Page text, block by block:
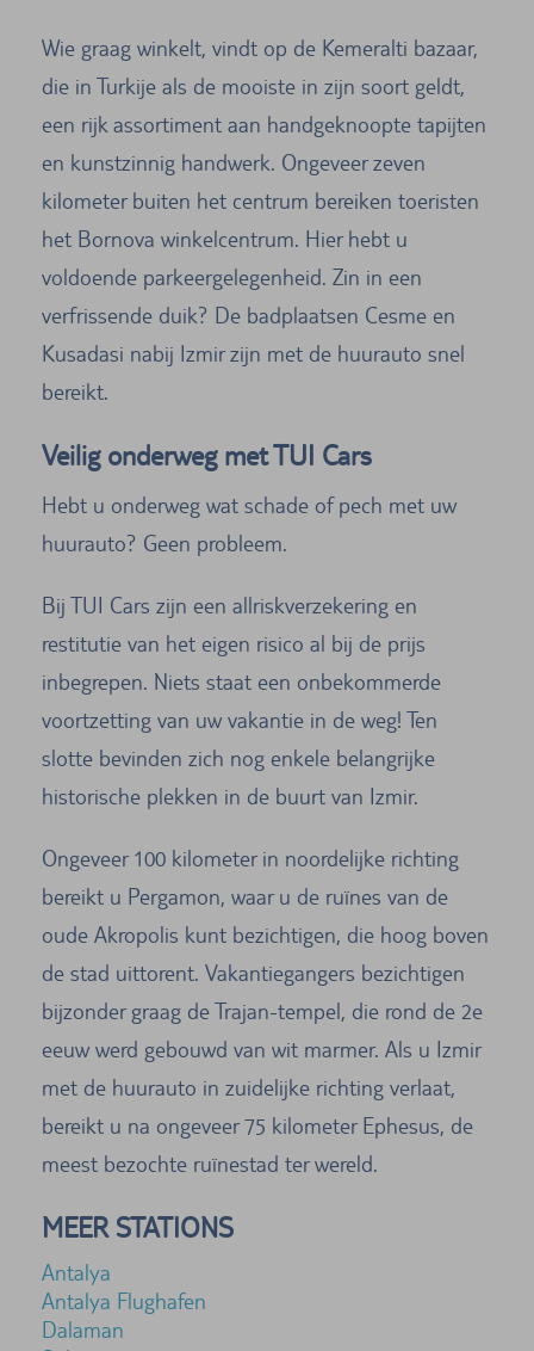
Wie graag winkelt, vindt op de Kemeralti bazaar,
die in Turkije als de mooiste in zijn soort geldt,
een rijk assortiment aan handgeknoopte tapijten
en kunstzinnig handwerk. Ongeveer zeven
kilometer buiten het centrum bereiken toeristen
het Bornova winkelcentrum. Hier hebt u
voldoende parkeergelegenheid. Zin in een
verfrissende duik? De badplaatsen Cesme en
Kusadasi nabij Izmir zijn met de huurauto snel
bereikt.
Veilig onderweg met TUI Cars
Hebt u onderweg wat schade of pech met uw
huurauto? Geen probleem.
Bij TUI Cars zijn een allriskverzekering en
restitutie van het eigen risico al bij de prijs
inbegrepen. Niets staat een onbekommerde
voortzetting van uw vakantie in de weg! Ten
slotte bevinden zich nog enkele belangrijke
historische plekken in de buurt van Izmir.
Ongeveer 100 kilometer in noordelijke richting
bereikt u Pergamon, waar u de ruïnes van de
oude Akropolis kunt bezichtigen, die hoog boven
de stad uittorent. Vakantiegangers bezichtigen
bijzonder graag de Trajan-tempel, die rond de 2e
eeuw werd gebouwd van wit marmer. Als u Izmir
met de huurauto in zuidelijke richting verlaat,
bereikt u na ongeveer 75 kilometer Ephesus, de
meest bezochte ruïnestad ter wereld.
MEER STATIONS
Antalya
Antalya Flughafen
Dalaman